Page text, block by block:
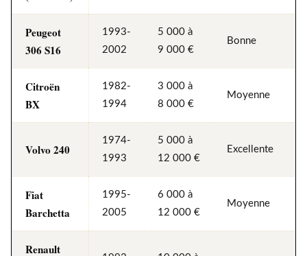
Peugeot
306 S16
1993-
2002
5 000 à
9 000 €
Bonne
Citroën
BX
1982-
1994
3 000 à
8 000 €
Moyenne
Volvo 240
1974-
1993
5 000 à
12 000 €
Excellente
Fiat
Barchetta
1995-
2005
6 000 à
12 000 €
Moyenne
Renault